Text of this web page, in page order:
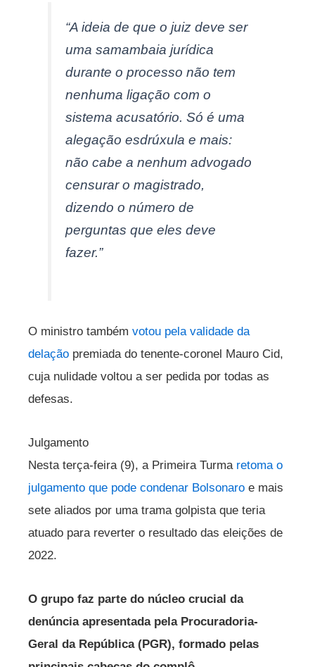
“A ideia de que o juiz deve ser
uma samambaia jurídica
durante o processo não tem
nenhuma ligação com o
sistema acusatório. Só é uma
alegação esdrúxula e mais:
não cabe a nenhum advogado
censurar o magistrado,
dizendo o número de
perguntas que eles deve
fazer.”
O ministro também votou pela validade da
delação premiada do tenente-coronel Mauro Cid,
cuja nulidade voltou a ser pedida por todas as
defesas.
Julgamento
Nesta terça-feira (9), a Primeira Turma retoma o
julgamento que pode condenar Bolsonaro e mais
sete aliados por uma trama golpista que teria
atuado para reverter o resultado das eleições de
2022.
O grupo faz parte do núcleo crucial da
denúncia apresentada pela Procuradoria-
Geral da República (PGR), formado pelas